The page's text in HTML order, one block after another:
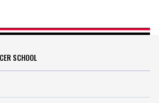
SCHOOL